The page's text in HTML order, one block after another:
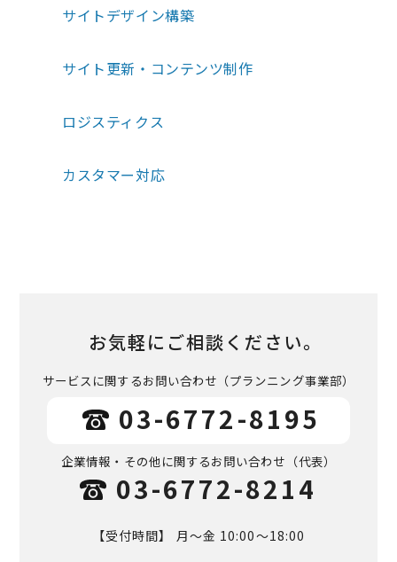
サイトデザイン構築
サイト更新・コンテンツ制作
ロジスティクス
カスタマー対応
お気軽にご相談ください。
サービスに関するお問い合わせ （プランニング事業部）
03-6772-8195
企業情報・その他に関するお問い合わせ （代表）
03-6772-8214
【受付時間】 月～金 10:00～18:00